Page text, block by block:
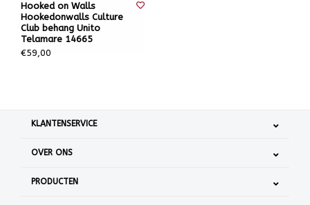
Hooked on Walls
Hookedonwalls Culture
Club behang Unito
Telamare 14665
€59,00
KLANTENSERVICE
OVER ONS
PRODUCTEN